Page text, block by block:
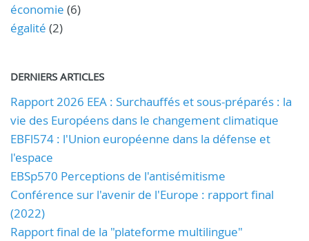
économie (6)
égalité (2)
DERNIERS ARTICLES
Rapport 2026 EEA : Surchauffés et sous-préparés : la
vie des Européens dans le changement climatique
EBFl574 : l'Union européenne dans la défense et
l'espace
EBSp570 Perceptions de l'antisémitisme
Conférence sur l'avenir de l'Europe : rapport final
(2022)
Rapport final de la "plateforme multilingue"